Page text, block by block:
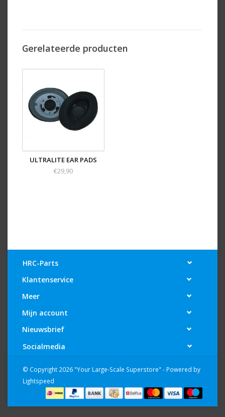
Gerelateerde producten
ULTRALITE EAR PADS
€29,90
HRC-Parts
Klantenservice
Meer
Mijn account
Nieuwsbrief
Socialmedia
© Copyright 2026 "Your Large-Scale Superstore" - Powered by
Lightspeed